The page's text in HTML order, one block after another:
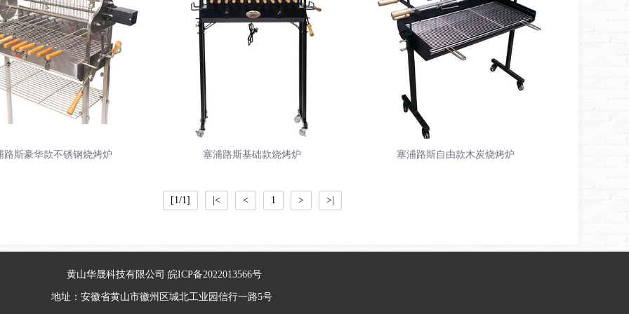
路斯豪华款不锈钢烧烤炉 塞浦路斯基础款烧烤炉 塞浦路斯自由款木炭烧烤炉
[1/1] |< < 1 > >|
黄山华晟科技有限公司 皖ICP备2022013566号
地址：安徽省黄山市徽州区城北工业园信行一路5号